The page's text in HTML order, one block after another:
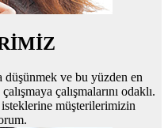
ve bu yüzden en
çalışmalarını odaklı.
müşterilerimizin